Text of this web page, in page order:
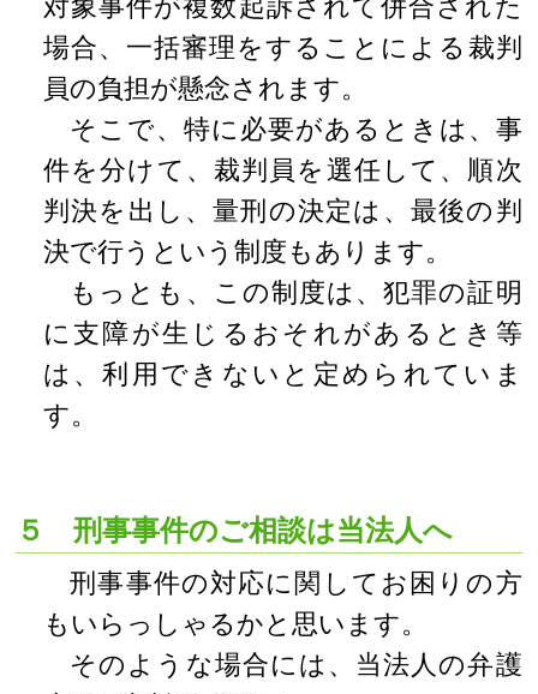
場合、一括審理をすることによる裁判
員の負担が懸念されます。
そこで、特に必要があるときは、事
件を分けて、裁判員を選任して、順次
判決を出し、量刑の決定は、最後の判
決で行うという制度もあります。
もっとも、この制度は、犯罪の証明
に支障が生じるおそれがあるとき等
は、利用できないと定められていま
す。
５ 刑事事件のご相談は当法人へ
刑事事件の対応に関してお困りの方
もいらっしゃるかと思います。
そのような場合には、当法人の弁護